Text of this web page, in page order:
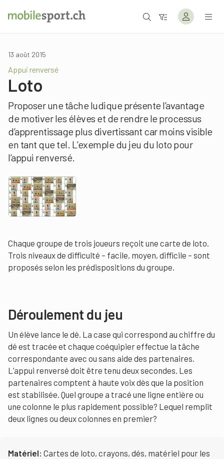
13 août 2015
Appui renversé
Loto
Proposer une tâche ludique présente l’avantage
de motiver les élèves et de rendre le processus
d’apprentissage plus divertissant car moins visible
en tant que tel. L’exemple du jeu du loto pour
l’appui renversé.
Chaque groupe de trois joueurs reçoit une carte de loto.
Trois niveaux de difficulté – facile, moyen, difficile – sont
proposés selon les prédispositions du groupe.
Déroulement du jeu
Un élève lance le dé. La case qui correspond au chiffre du
dé est tracée et chaque coéquipier effectue la tâche
correspondante avec ou sans aide des partenaires.
L’appui renversé doit être tenu deux secondes. Les
partenaires comptent à haute voix dès que la position
est stabilisée. Quel groupe a tracé une ligne entière ou
une colonne le plus rapidement possible? Lequel remplit
deux lignes ou deux colonnes en premier?
Matériel: Cartes de loto, crayons, dés, matériel pour les